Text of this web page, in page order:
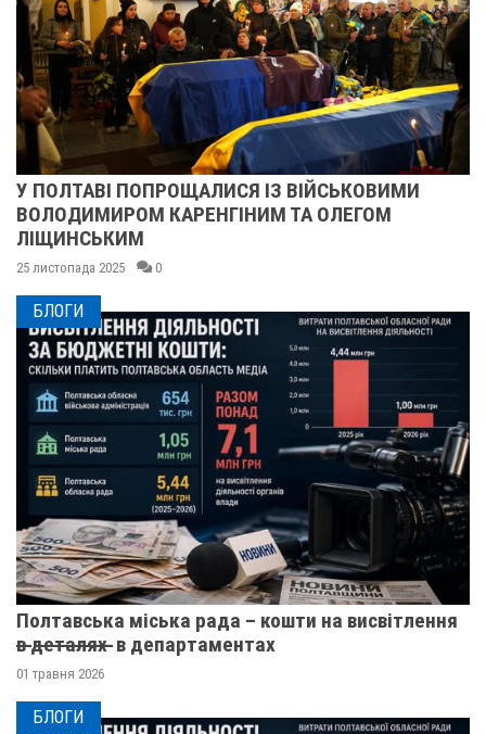
ПІСЛЯ ДВОХ ШАХЕДІВ. ЯК
СУМСЬКЕ УЧИЛИЩЕ БУДІВНИЦТВА І
25 листопада 2025
БЛОГИ
Полтавська міська рада – кошти на висвітлення
в̶ ̶д̶е̶т̶а̶л̶я̶х̶ ̶ в департаментах
01 травня 2026
БЛОГИ